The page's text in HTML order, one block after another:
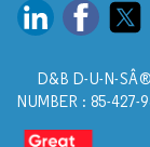
D&B D-U-N-SÂ®
NUMBER : 85-427-